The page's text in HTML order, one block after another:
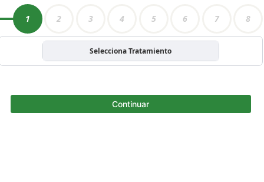
1 2 3 4 5 6 7 8
Selecciona Tratamiento
Continuar